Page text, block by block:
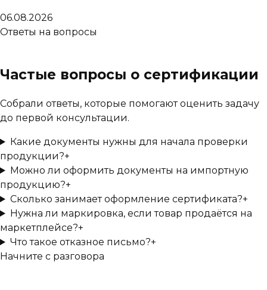
06.08.2026
Ответы на вопросы
Частые вопросы о сертификации
Собрали ответы, которые помогают оценить задачу
до первой консультации.
Какие документы нужны для начала проверки
продукции?+
Можно ли оформить документы на импортную
продукцию?+
Сколько занимает оформление сертификата?+
Нужна ли маркировка, если товар продаётся на
маркетплейсе?+
Что такое отказное письмо?+
Начните с разговора